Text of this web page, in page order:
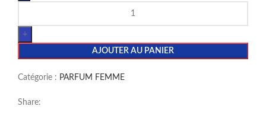
AJOUTER AU PANIER
Catégorie : PARFUM FEMME
Share: